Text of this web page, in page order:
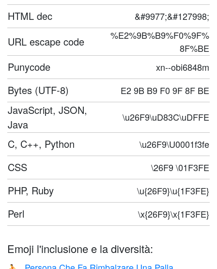
HTML dec &#9977;&#127998;
URL escape code
%E2%9B%B9%F0%9F%
8F%BE
Punycode xn--obi6848m
Bytes (UTF-8) E2 9B B9 F0 9F 8F BE
JavaScript, JSON,
Java
\u26F9\uD83C\uDFFE
C, C++, Python \u26F9\U0001f3fe
CSS \26F9 \01F3FE
PHP, Ruby \u{26F9}\u{1F3FE}
Perl \x{26F9}\x{1F3FE}
Emoji l'inclusione e la diversità: